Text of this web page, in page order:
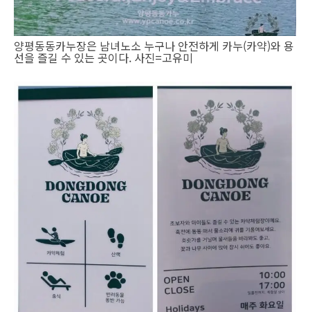
양평동동카누장은 남녀노소 누구나 안전하게 카누(카약)와 용
선을 즐길 수 있는 곳이다. 사진=고유미